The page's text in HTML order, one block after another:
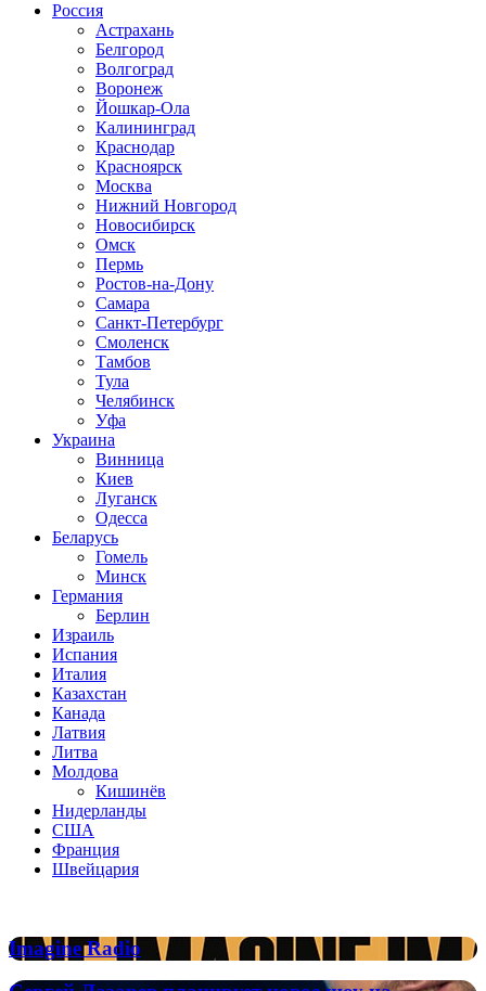
Россия
Астрахань
Белгород
Волгоград
Воронеж
Йошкар-Ола
Калининград
Краснодар
Красноярск
Москва
Нижний Новгород
Новосибирск
Омск
Пермь
Ростов-на-Дону
Самара
Санкт-Петербург
Смоленск
Тамбов
Тула
Челябинск
Уфа
Украина
Винница
Киев
Луганск
Одесса
Беларусь
Гомель
Минск
Германия
Берлин
Израиль
Испания
Италия
Казахстан
Канада
Латвия
Литва
Молдова
Кишинёв
Нидерланды
США
Франция
Швейцария
Imagine
Radio
Imagine Radio